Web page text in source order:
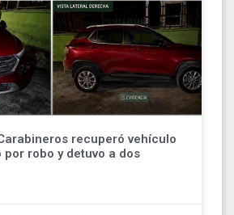
recuperó vehículo
robo y detuvo a dos